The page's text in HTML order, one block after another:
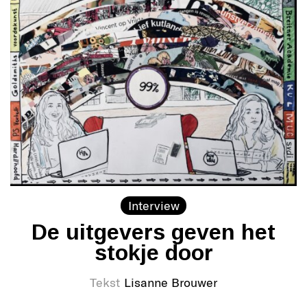
Interview
De uitgevers geven het
stokje door
Tekst Lisanne Brouwer